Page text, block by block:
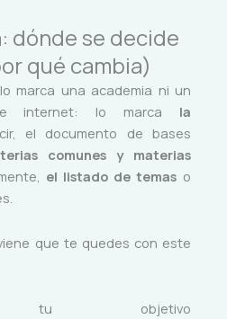
dónde se decide
qué cambia)
marca una academia ni un
internet: lo marca la
el documento de bases
comunes y materias
el listado de temas o
que te quedes con este
tu objetivo